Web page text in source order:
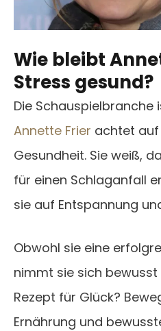
Wie bleibt
Stress gesund?
Die Schauspielbranche
Annette Frier achtet auf
Gesundheit. Sie weiß,
für einen Schlaganfall
sie auf Entspannung
Obwohl sie eine
nimmt sie sich bewusst
Rezept für Glück?
Ernährung und